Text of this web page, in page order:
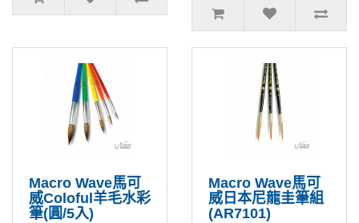
Macro Wave馬可
威Coloful羊毛水彩
筆(圓/5入)
Macro Wave馬可
威日本尼龍圭筆組
(AR7101)